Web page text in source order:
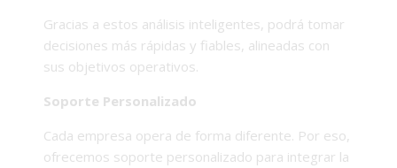
Gracias a estos análisis inteligentes, podrá tomar
decisiones más rápidas y fiables, alineadas con
sus objetivos operativos.
Soporte Personalizado
Cada empresa opera de forma diferente. Por eso,
ofrecemos soporte personalizado para integrar la